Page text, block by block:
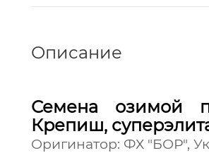
Описание
Семена озимой
Крепиш,
Оригинатор: ФХ "БОР",